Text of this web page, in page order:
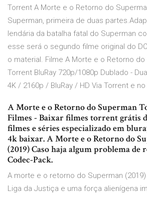
Torrent A Morte e o Retorno do
Superman, primeira de duas
lendária da batalha fatal do Superman
esse será o segundo filme original do
o material. Filme A Morte e o Retorno
Torrent BluRay 720p/1080p Dublado -
4K / 2160p / BluRay / HD Via Torrent e
A Morte e o Retorno do Superman
Filmes - Baixar filmes torrent grátis
filmes e séries especializado em
4k baixar. A Morte e o Retorno do
(2019) Caso haja algum problema de
Codec-Pack.
A morte e o retorno do Superman
Liga da Justiça e uma força alienígena